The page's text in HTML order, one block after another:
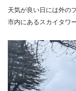
天気が良い日には外の
市内にあるスカイタワ